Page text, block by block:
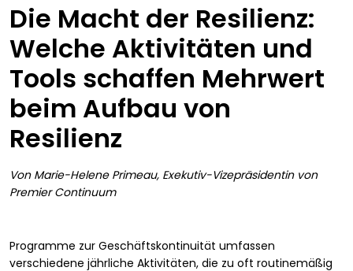
Die Macht der Resilienz:
Welche Aktivitäten und
Tools schaffen Mehrwert
beim Aufbau von
Resilienz
Von Marie-Helene Primeau, Exekutiv-Vizepräsidentin von
Premier Continuum
Programme zur Geschäftskontinuität umfassen
verschiedene jährliche Aktivitäten, die zu oft routinemäßig